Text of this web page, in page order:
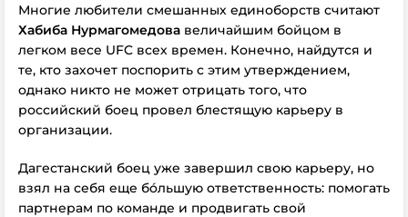
Многие любители смешанных единоборств считают
Хабиба Нурмагомедова величайшим бойцом в
легком весе UFC всех времен. Конечно, найдутся и
те, кто захочет поспорить с этим утверждением,
однако никто не может отрицать того, что
российский боец провел блестящую карьеру в
организации.
Дагестанский боец уже завершил свою карьеру, но
взял на себя еще бóльшую ответственность: помогать
партнерам по команде и продвигать свой